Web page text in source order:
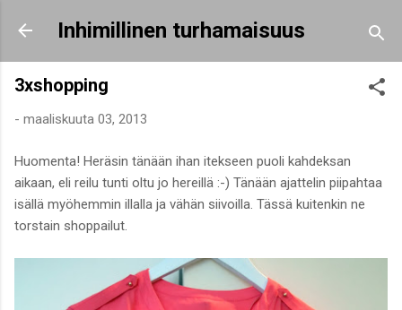
Siirry pääsisältöön
Inhimillinen turhamaisuus
3xshopping
- maaliskuuta 03, 2013
Huomenta! Heräsin tänään ihan itekseen puoli kahdeksan
aikaan, eli reilu tunti oltu jo hereillä :-) Tänään ajattelin piipahtaa
isällä myöhemmin illalla ja vähän siivoilla. Tässä kuitenkin ne
torstain shoppailut.